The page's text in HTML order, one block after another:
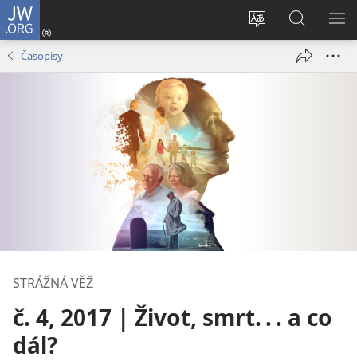
JW.ORG
Změnit
stránek
Přihlásit
se
Hledat
na
JW.ORG
Časopisy
STRÁŽNÁ VĚŽ
č. 4, 2017 | Život, smrt. . . a co
dál?